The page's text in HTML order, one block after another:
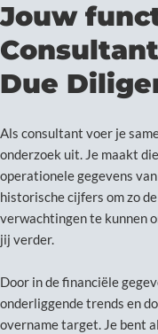
Jouw
Due
Als consultant voer je
onderzoek uit. Je maakt
operationele gegevens
historische cijfers om zo
verwachtingen te kunnen
jij verder.
Door in de financiële
onderliggende trends en
overname target. Je bent